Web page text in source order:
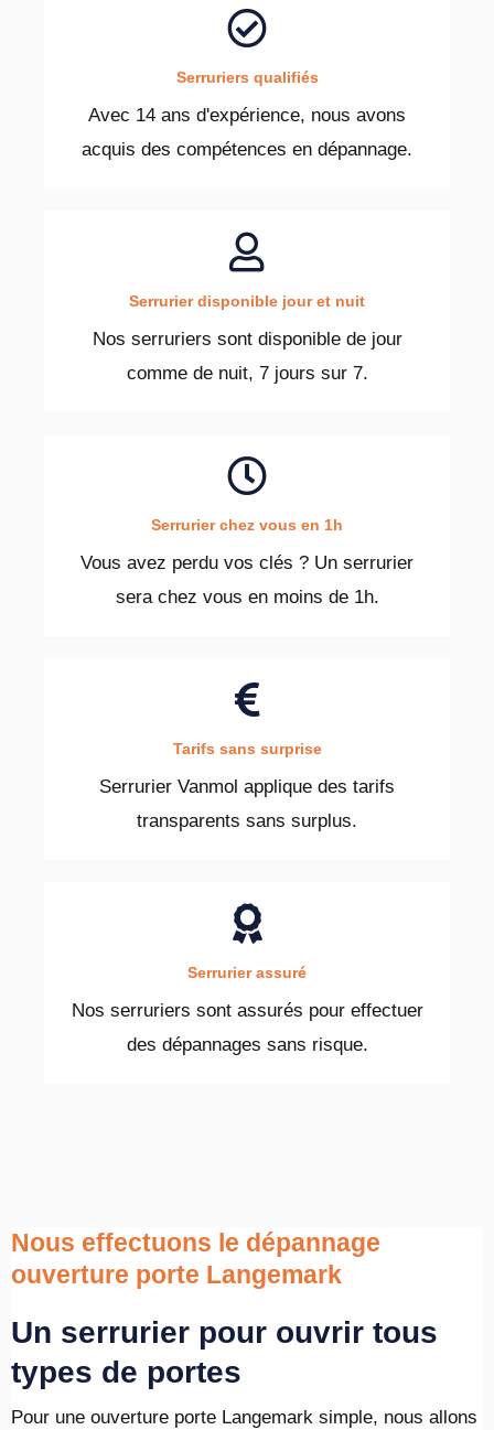
Serruriers qualifiés
Avec 14 ans d'expérience, nous avons
acquis des compétences en dépannage.
Serrurier disponible jour et nuit
Nos serruriers sont disponible de jour
comme de nuit, 7 jours sur 7.
Serrurier chez vous en 1h
Vous avez perdu vos clés ? Un serrurier
sera chez vous en moins de 1h.
Tarifs sans surprise
Serrurier Vanmol applique des tarifs
transparents sans surplus.
Serrurier assuré
Nos serruriers sont assurés pour effectuer
des dépannages sans risque.
Nous effectuons le dépannage
ouverture porte Langemark
Un serrurier pour ouvrir tous
types de portes
Pour une ouverture porte Langemark simple, nous allons